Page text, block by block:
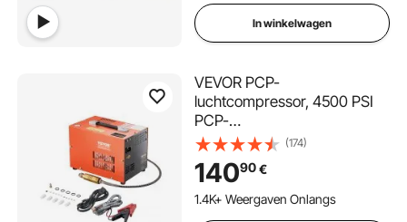
In winkelwagen
VEVOR PCP-
luchtcompressor, 4500 PSI
PCP-
luchtgeweercompressor met
ingebouwde converter en
ventilator-koelsysteem,
DC12V/AC230V-
(174)
14090€
1.4K+ Weergaven Onlangs